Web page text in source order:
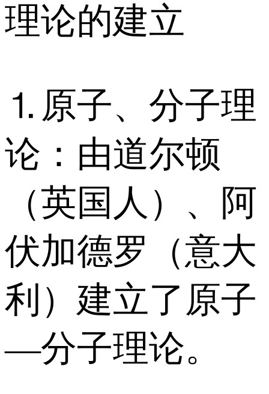
理论的建立
⒈原子、分子理
论：由道尔顿
（英国人）、阿
伏加德罗（意大
利）建立了原子
—分子理论。